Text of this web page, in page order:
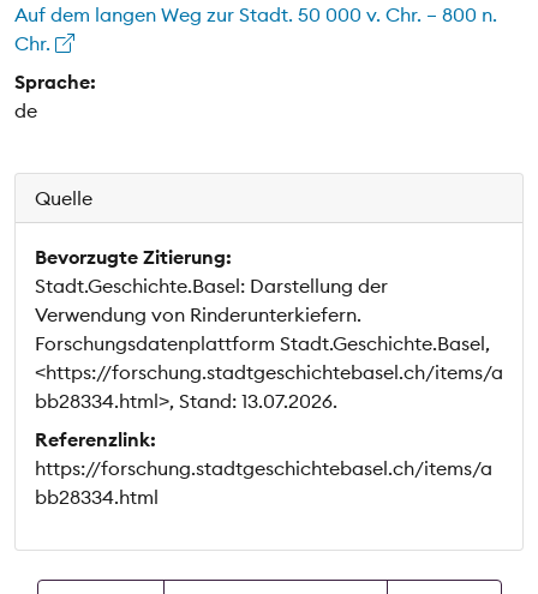
Auf dem langen Weg zur Stadt. 50 000 v. Chr. – 800 n.
Chr.
Sprache:
de
Quelle
Bevorzugte Zitierung:
Stadt.Geschichte.Basel: Darstellung der
Verwendung von Rinderunterkiefern.
Forschungsdatenplattform Stadt.Geschichte.Basel,
<https://forschung.stadtgeschichtebasel.ch/items/a
bb28334.html>, Stand: 13.07.2026.
Referenzlink:
https://forschung.stadtgeschichtebasel.ch/items/a
bb28334.html